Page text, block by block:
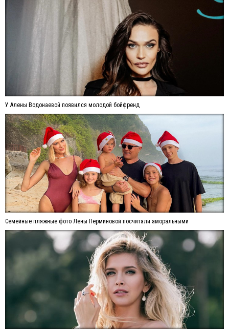
У Алены Водонаевой появился молодой бойфренд
Семейные пляжные фото Лены Перминовой посчитали аморальными